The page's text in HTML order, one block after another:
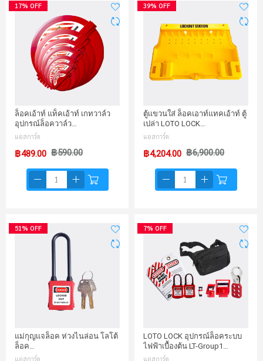
17% OFF
ล็อคเอ้าท์ แท็คเอ้าท์ เกทวาล์ว
อุปกรณ์ล็อควาล์ว…
แอสการ์ด
฿489.00 ฿590.00
39% OFF
ตู้เเขวนใส่ ล็อคเอาท์แทคเอ้าท์ ตู้
เปล่า LOTO LOCK…
แอสการ์ด
฿4,204.00 ฿6,900.00
51% OFF
แม่กุญเเจล็อค ห่วงไนล่อน โลโต้
ล็อค…
แอสการ์ด
7% OFF
LOTO LOCK อุปกรณ์ล็อคระบบ
ไฟฟ้าเบื้องต้น LT-Group1…
แอสการ์ด